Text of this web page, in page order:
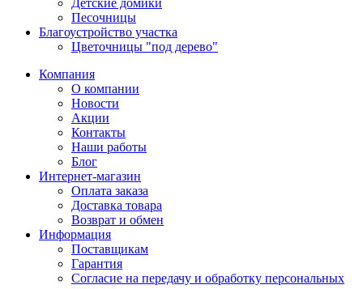
Детские домики
Песочницы
Благоустройство участка
Цветочницы "под дерево"
Компания
О компании
Новости
Акции
Контакты
Наши работы
Блог
Интернет-магазин
Оплата заказа
Доставка товара
Возврат и обмен
Информация
Поставщикам
Гарантия
Согласие на передачу и обработку персональных